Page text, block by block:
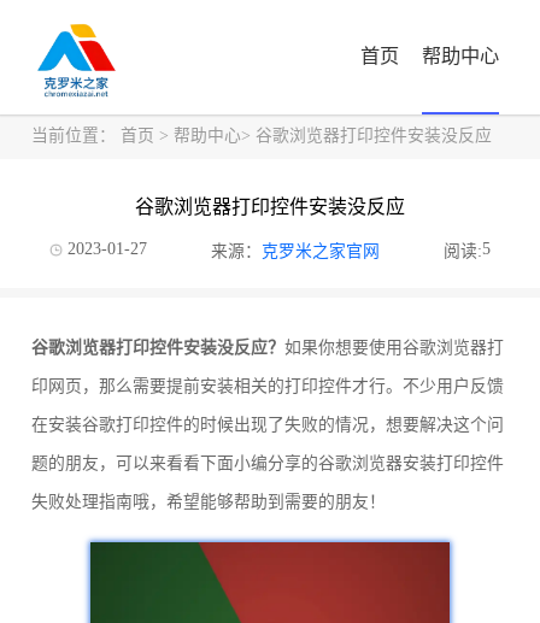
首页 帮助中心
当前位置： 首页 > 帮助中心> 谷歌浏览器打印控件安装没反应
谷歌浏览器打印控件安装没反应
2023-01-27 来源： 克罗米之家官网 阅读:5
谷歌浏览器打印控件安装没反应？ 如果你想要使用谷歌浏览器打
印网页，那么需要提前安装相关的打印控件才行。不少用户反馈
在安装谷歌打印控件的时候出现了失败的情况，想要解决这个问
题的朋友，可以来看看下面小编分享的谷歌浏览器安装打印控件
失败处理指南哦，希望能够帮助到需要的朋友！